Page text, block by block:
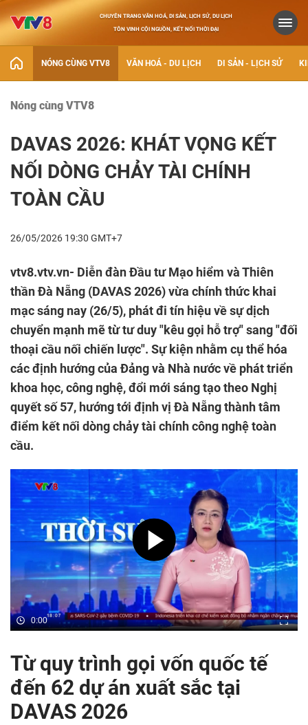
CHUYÊN TRANG VĂN HOÁ, DI SẢN, LỊCH SỬ, DU LỊCH
TÔN VINH CỘI NGUỒN, KẾT NỐI THỜI ĐẠI
NÓNG CÙNG VTV8 VĂN HOÁ - DU LỊCH DI SẢN - LỊCH SỬ
Nóng cùng VTV8
DAVAS 2026: KHÁT VỌNG KẾT
NỐI DÒNG CHẢY TÀI CHÍNH
TOÀN CẦU
26/05/2026 19:30 GMT+7
vtv8.vtv.vn- Diễn đàn Đầu tư Mạo hiểm và Thiên
thần Đà Nẵng (DAVAS 2026) vừa chính thức khai
mạc sáng nay (26/5), phát đi tín hiệu về sự dịch
chuyển mạnh mẽ từ tư duy "kêu gọi hỗ trợ" sang "đối
thoại cầu nối chiến lược". Sự kiện nhằm cụ thể hóa
các định hướng của Đảng và Nhà nước về phát triển
khoa học, công nghệ, đổi mới sáng tạo theo Nghị
quyết số 57, hướng tới định vị Đà Nẵng thành tâm
điểm kết nối dòng chảy tài chính công nghệ toàn
cầu.
0:00
Từ quy trình gọi vốn quốc tế
đến 62 dự án xuất sắc tại
DAVAS 2026